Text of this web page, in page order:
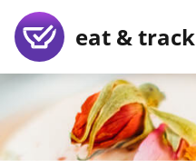
eat & track